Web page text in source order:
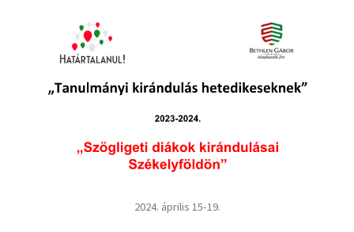
2024. április 15-19.